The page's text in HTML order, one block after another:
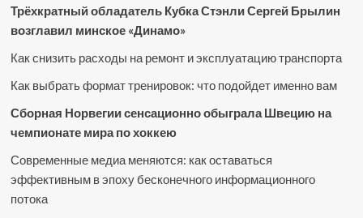
Трёхкратный обладатель Кубка Стэнли Сергей Брылин
возглавил минское «Динамо»
Как снизить расходы на ремонт и эксплуатацию транспорта
Как выбрать формат тренировок: что подойдет именно вам
Сборная Норвегии сенсационно обыграла Швецию на
чемпионате мира по хоккею
Современные медиа меняются: как оставаться
эффективным в эпоху бесконечного информационного
потока